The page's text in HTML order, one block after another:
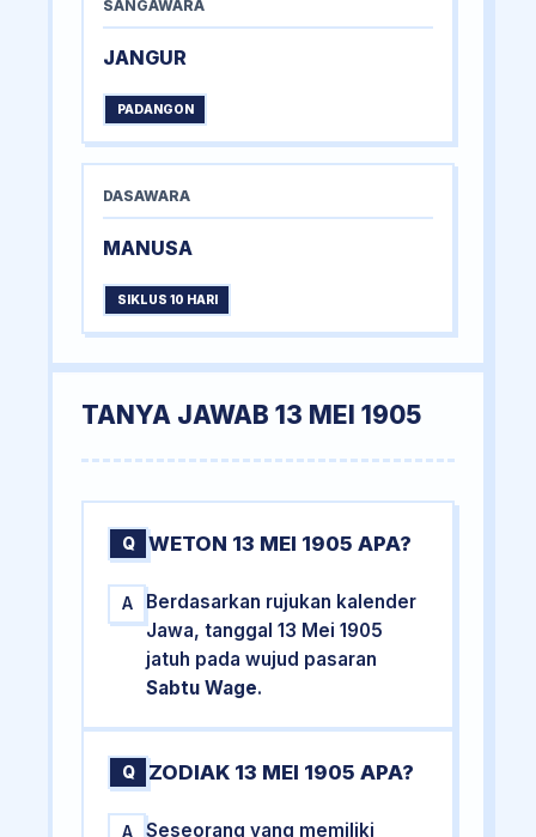
SANGAWARA
JANGUR
PADANGON
DASAWARA
MANUSA
SIKLUS 10 HARI
TANYA JAWAB 13 MEI 1905
Q WETON 13 MEI 1905 APA?
A
Berdasarkan rujukan kalender
Jawa, tanggal 13 Mei 1905
jatuh pada wujud pasaran
Sabtu Wage.
Q ZODIAK 13 MEI 1905 APA?
A
Seseorang yang memiliki